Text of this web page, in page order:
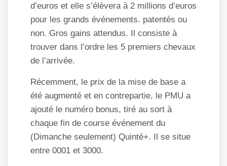
d’euros et elle s’élèvera à 2 millions d’euros
pour les grands événements. patentés ou
non. Gros gains attendus. Il consiste à
trouver dans l’ordre les 5 premiers chevaux
de l’arrivée.
Récemment, le prix de la mise de base a
été augmenté et en contrepartie, le PMU a
ajouté le numéro bonus, tiré au sort à
chaque fin de course événement du
(Dimanche seulement) Quinté+. Il se situe
entre 0001 et 3000.